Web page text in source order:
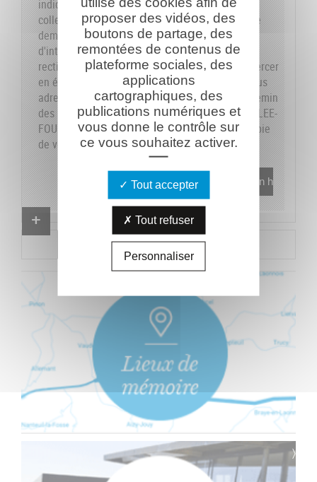
indiquons sur le formulaire les données dont la
collecte est obligatoire pour pouvoir traiter votre
demande. Vous disposez de vos droits
d'interrogation, accès, modification, opposition,
rectification et suppression que vous pouvez exercer
en écrivant au responsable du traitement, en vous
adressant à la Caverne du Dragon-Musée du Chemin
des Dames - RD 18 CD - 02160 OULCHES-LA-VALLEE-
FOULON et en joignant à votre demande une copie
de votre pièce d'identité.En savoir plus
Proposer un combattant
Proposer un document
proposer des vidéos, des
boutons de partage, des
remontées de contenus de
plateforme sociales, des
applications
cartographiques, des
publications numériques et
vous donne le contrôle sur
ce vous souhaitez activer.
Tout accepter
Tout refuser
Personnaliser